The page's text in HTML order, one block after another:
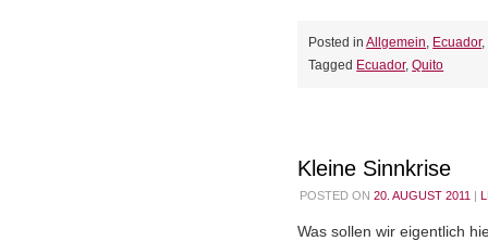
Posted in Allgemein Ecuador,
Tagged Ecuador,Quito
Kleine Sinnkrise
POSTED ON 20. AUGUST 2011 |
Was sollen wir eigentlich